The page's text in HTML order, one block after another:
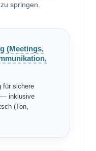
springen.
(Meetings,
für sichere
— inklusive
(Ton,